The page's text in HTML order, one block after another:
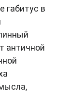
габитус в
античной